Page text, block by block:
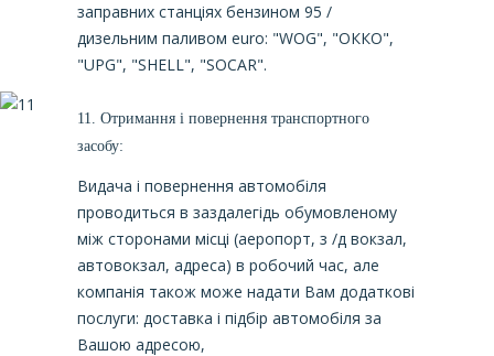
заправних станціях бензином 95 /
дизельним паливом euro: "WOG", "ОККО",
"UPG", "SHELL", "SOCAR".
11. Отримання і повернення транспортного
засобу:
Видача і повернення автомобіля
проводиться в заздалегідь обумовленому
між сторонами місці (аеропорт, з /д вокзал,
автовокзал, адреса) в робочий час, але
компанія також може надати Вам додаткові
послуги: доставка і підбір автомобіля за
Вашою адресою,